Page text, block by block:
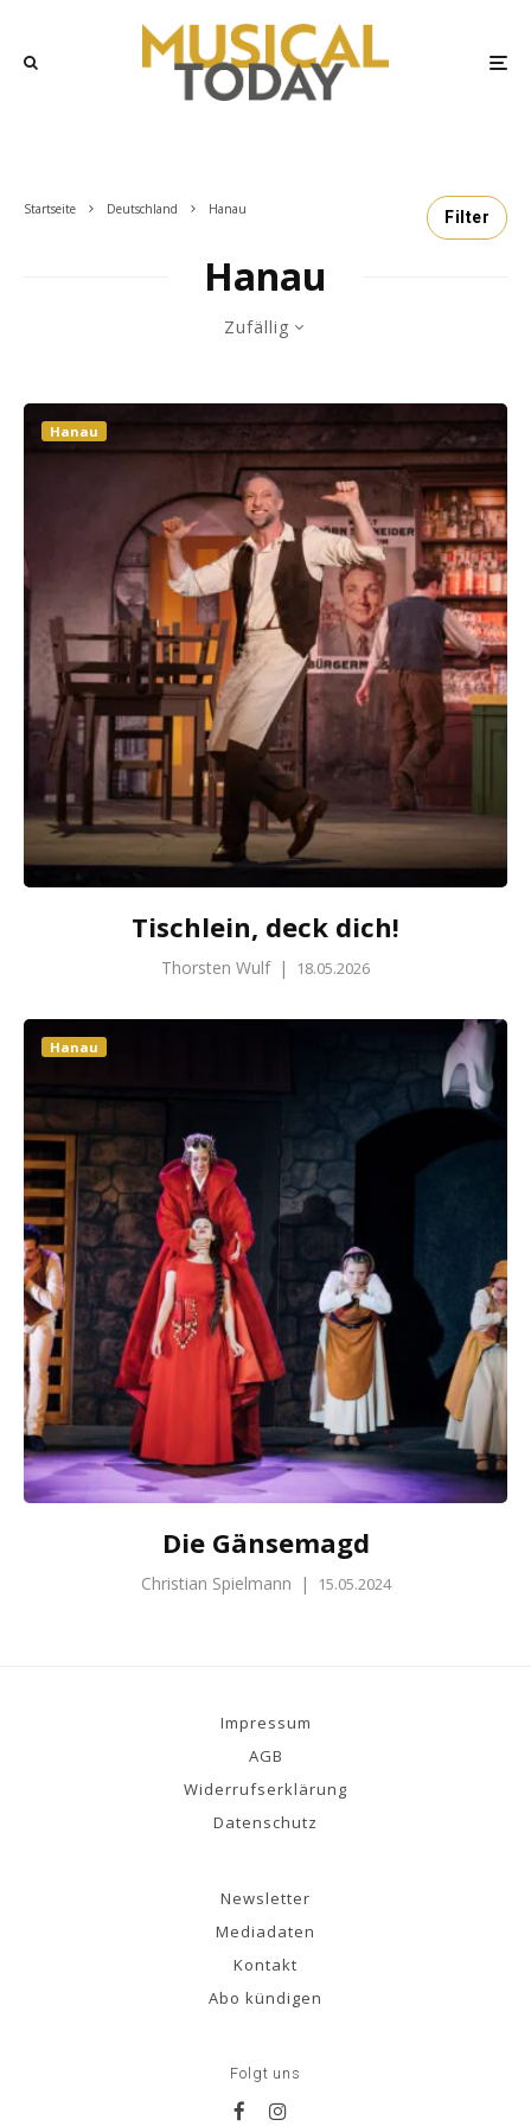
Startseite Deutschland Hanau Filter
Hanau
Zufällig
Hanau
Tischlein, deck dich!
Thorsten Wulf | 18.05.2026
Hanau
Die Gänsemagd
Christian Spielmann | 15.05.2024
Impressum
AGB
Widerrufserklärung
Datenschutz
Newsletter
Mediadaten
Kontakt
Abo kündigen
Folgt uns